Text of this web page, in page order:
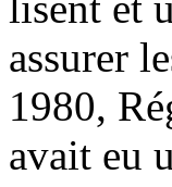
assurer
1980,
avait eu